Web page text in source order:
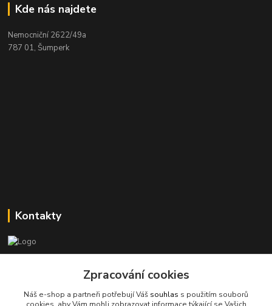
Kde nás najdete
Nemocniční 2622/49a
787 01, Šumperk
Kontakty
+420 601 366 545Zpracování cookies
Náš e-shop a partneři potřebují Váš souhlas s použitím souborů